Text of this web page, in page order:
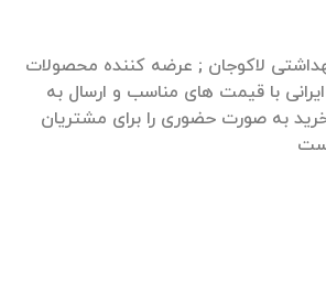
لاکوجان ; عرضه کننده محصولات
با قیمت های مناسب و ارسال به
خرید به صورت حضوری را برای مشتریان